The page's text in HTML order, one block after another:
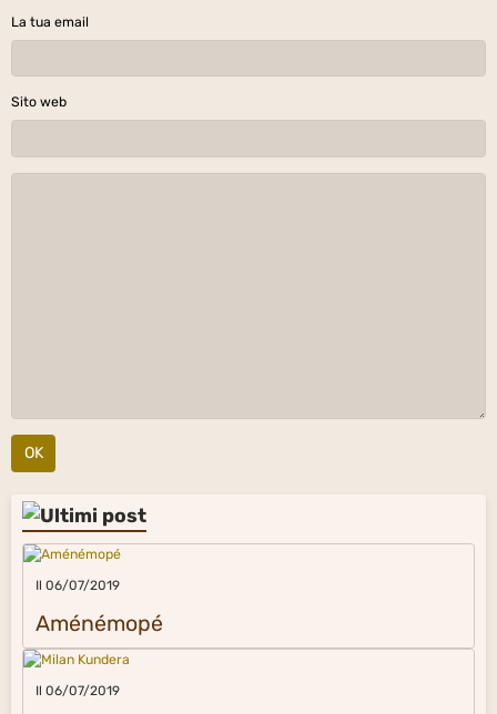
La tua email
Sito web
OK
Il 06/07/2019
Aménémopé
Il 06/07/2019